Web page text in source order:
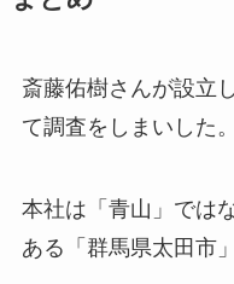
斎藤佑樹さんが設立
て調査をしまいした。
本社は「青山」では
ある「群馬県太田市